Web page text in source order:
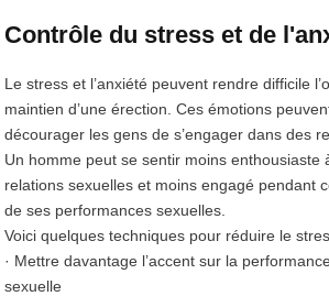
Contrôle du stress et de
Le stress et l’anxiété peuvent rendre difficile
maintien d’une érection. Ces émotions
décourager les gens de s’engager dans des
Un homme peut se sentir moins enthousiaste
relations sexuelles et moins engagé pendant
de ses performances sexuelles.
Voici quelques techniques pour réduire le
· Mettre davantage l’accent sur la
sexuelle